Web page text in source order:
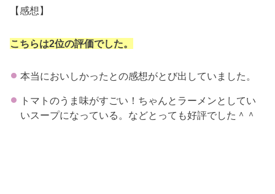
【感想】
こちらは2位の評価でした。
本当においしかったとの感想がとび出していました。
トマトのうま味がすごい！ちゃんとラーメンとしてい
いスープになっている。などとっても好評でした＾＾